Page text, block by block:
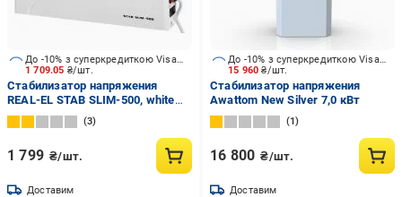
1 709.05 ₴/шт.
До -10% з суперкредиткою Visa Вигода
Стабилизатор напряжения
REAL-EL STAB SLIM-500, white
(REAL-EL)
3
1 799 ₴/шт.
Доставим
15 960₴/шт.
До -10% з суперкредиткою Visa Вигода
Стабилизатор напряжения
Awattom New Silver 7,0 кВт
1
16 800 ₴/шт.
Доставим